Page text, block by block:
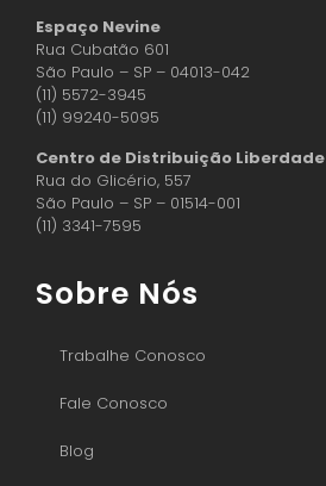
Espaço Nevine
Rua Cubatão 601
São Paulo – SP – 04013-042
(11) 5572-3945
(11) 99240-5095
Centro de Distribuição Liberdade
Rua do Glicério, 557
São Paulo – SP – 01514-001
(11) 3341-7595
Sobre Nós
Trabalhe Conosco
Fale Conosco
Blog